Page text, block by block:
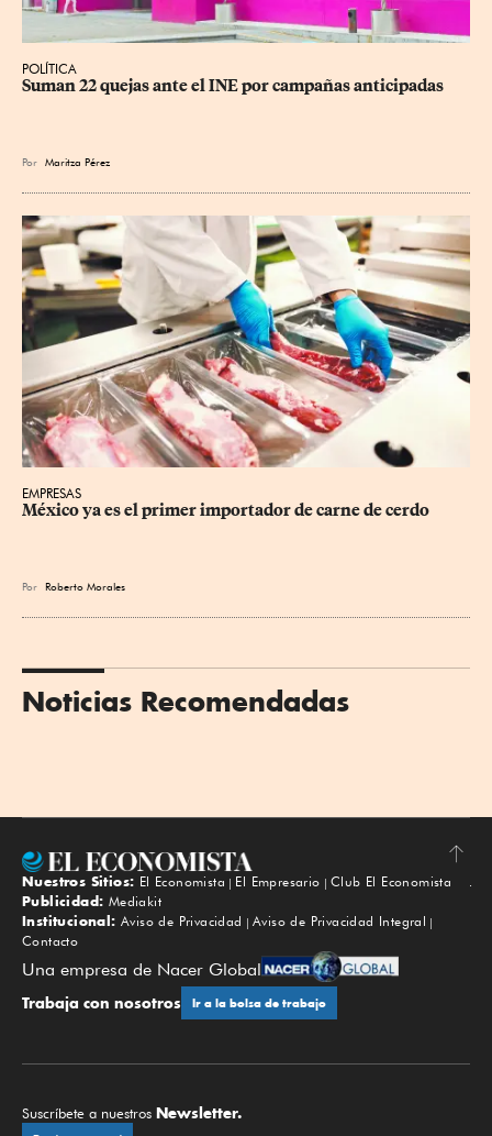
POLÍTICA
Suman 22 quejas ante el INE por campañas anticipadas
Por Maritza Pérez
EMPRESAS
México ya es el primer importador de carne de cerdo
Por Roberto Morales
Noticias Recomendadas
Subir
Nuestros Sitios: El Economista El Empresario
Club El Economista
Publicidad: Mediakit
Institucional: Aviso de Privacidad
Aviso de Privacidad Integral
Contacto
Una empresa de Nacer Global
Trabaja con nosotros Ir a la bolsa de trabajo
Suscríbete a nuestros Newsletter.